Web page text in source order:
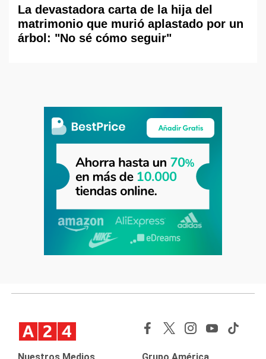
La devastadora carta de la hija del
matrimonio que murió aplastado por un
árbol: "No sé cómo seguir"